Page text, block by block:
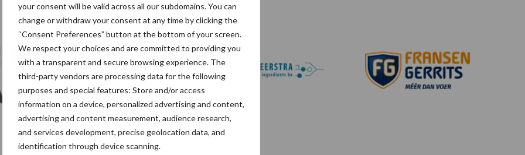
your consent will be valid across all our subdomains. You can
change or withdraw your consent at any time by clicking the
“Consent Preferences” button at the bottom of your screen.
We respect your choices and are committed to providing you
with a transparent and secure browsing experience. The
third-party vendors are processing data for the following
purposes and special features: Store and/or access
information on a device, personalized advertising and content,
advertising and content measurement, audience research,
and services development, precise geolocation data, and
identification through device scanning.